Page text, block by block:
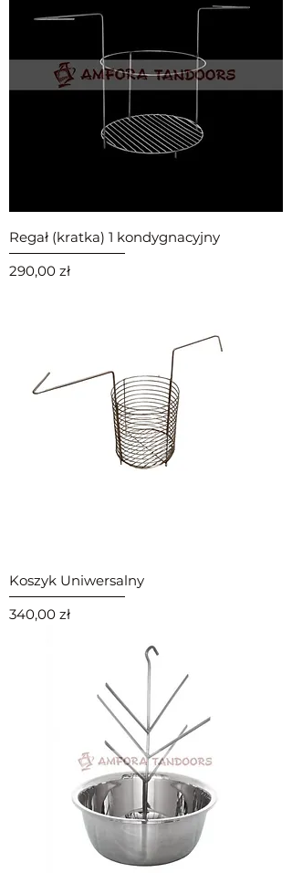
Regał (kratka) 1 kondygnacyjny
Cena
290,00 zł
Koszyk Uniwersalny
Cena
340,00 zł